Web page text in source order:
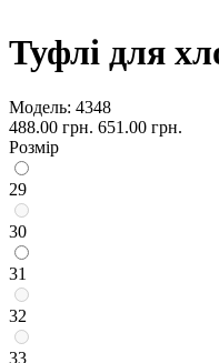
Туфлі для
Модель: 4348
488.00 грн. 651.00 грн.
Розмір
29
30
31
32
33